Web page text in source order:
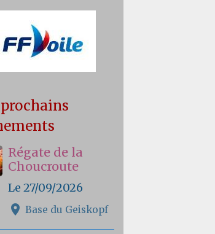
Régate de la
Choucroute
Le 27/09/2026
Base du Geiskopf